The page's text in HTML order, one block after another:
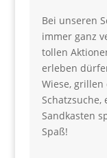
Bei unseren
immer ganz
tollen
erleben
Wiese, grillen
Schatzsuche,
Sandkasten
Spaß!